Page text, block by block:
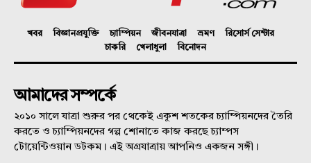
খবর বিজ্ঞানপ্রযুক্তি চ্যাম্পিয়ন জীবনযাত্রা ভ্রমণ
রিসোর্স সেন্টার
চাকরি
খেলাধুলা বিনোদন
আমাদের সম্পর্কে
২০১০ সালে যাত্রা শুরুর পর থেকেই একুশ শতকের চ্যাম্পিয়নদের তৈরি
করতে ও চ্যাম্পিয়নদের গল্প শোনাতে কাজ করছে চ্যাম্পস
টোয়েন্টিওয়ান ডটকম। এই অগ্রযাত্রায় আপনিও একজন সঙ্গী।